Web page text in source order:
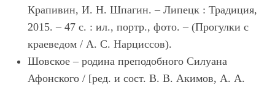
Крапивин, И. Н. Шпагин. – Липецк : Традиция,
2015. – 47 с. : ил., портр., фото. – (Прогулки с
краеведом / А. С. Нарциссов).
Шовское – родина преподобного Силуана
Афонского / [ред. и сост. В. В. Акимов, А. А.